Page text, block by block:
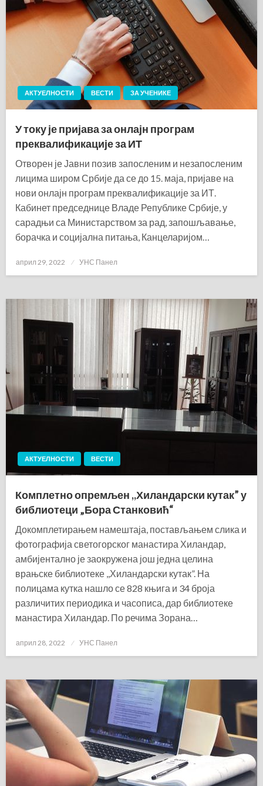
АКТУЕЛНОСТИ ВЕСТИ ЗА УЧЕНИКЕ
У току је пријава за онлајн програм
преквалификације за ИТ
Отворен је Јавни позив запосленим и незапосленим
лицима широм Србије да се до 15. маја, пријаве на
нови онлајн програм преквалификације за ИТ.
Кабинет председнице Владе Републике Србије, у
сарадњи са Министарством за рад, запошљавање,
борачка и социјална питања, Канцеларијом…
Posted
април 29, 2022 УНС Панел
АКТУЕЛНОСТИ ВЕСТИ
Комплетно опремљен ,,Хиландарски кутак” у
библиотеци „Бора Станковић“
Докомплетирањем намештаја, постављањем слика и
фотографија светогорског манастира Хиландар,
амбијентално је заокружена још једна целина
врањске библиотеке ,,Хиландарски кутак”. На
полицама кутка нашло се 828 књига и 34 броја
различитих периодика и часописа, дар библиотеке
манастира Хиландар. По речима Зорана…
Posted
април 28, 2022 УНС Панел